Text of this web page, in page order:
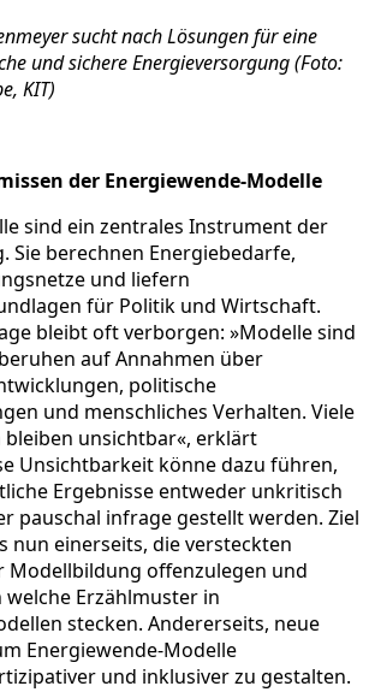
sucht nach Lösungen für eine
und sichere Energieversorgung (Foto:
KIT)
der Energiewende-Modelle
sind ein zentrales Instrument der
Sie berechnen Energiebedarfe,
und liefern
für Politik und Wirtschaft.
bleibt oft verborgen: »Modelle sind
auf Annahmen über
politische
und menschliches Verhalten. Viele
bleiben unsichtbar«, erklärt
Unsichtbarkeit könne dazu führen,
Ergebnisse entweder unkritisch
pauschal infrage gestellt werden. Ziel
nun einerseits, die versteckten
Modellbildung offenzulegen und
Erzählmuster in
stecken. Andererseits, neue
Energiewende-Modelle
und inklusiver zu gestalten.